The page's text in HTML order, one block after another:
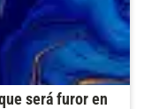
será furor en